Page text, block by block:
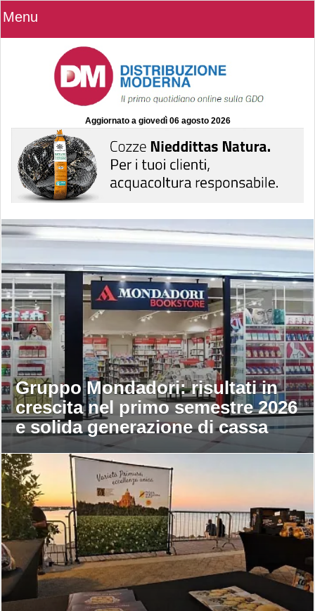
Menu
Aggiornato a giovedì 06 agosto 2026
Gruppo Mondadori: risultati in
crescita nel primo semestre 2026
e solida generazione di cassa